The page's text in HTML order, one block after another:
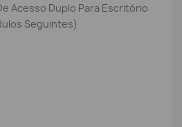
Acesso Duplo Para Escritório
Seguintes)